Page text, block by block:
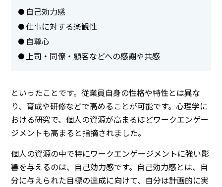
自己効力感
仕事に対する楽観性
自尊心
上司・同僚・顧客などへの感謝や共感
といったことです。従業員自身の性格や特性とは異な
り、育成や研修などで高めることが可能です。心理学に
おける研究で、個人の資源が高まるほどワークエンゲー
ジメントも高まると指摘されました。
個人の資源の中で特にワークエンゲージメントに強い影
響を与えるのは、自己効力感です。自己効力感とは、自
分に与えられた目標の達成に向けて、自分は計画的に実